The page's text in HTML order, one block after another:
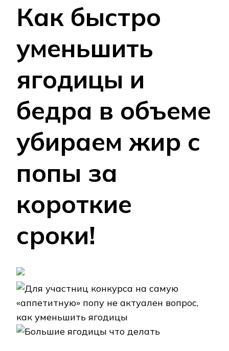
Как быстро
уменьшить
ягодицы и
бедра в объеме
убираем жир с
попы за
короткие
сроки!